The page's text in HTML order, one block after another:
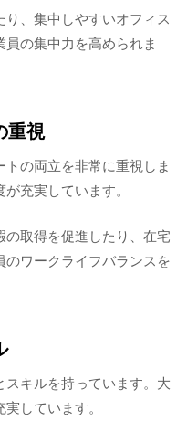
、集中しやすいオフィス
の集中力を高められま
重視
の両立を非常に重視しま
充実しています。
の取得を促進したり、在宅
ワークライフバランスを
キルを持っています。大
しています。